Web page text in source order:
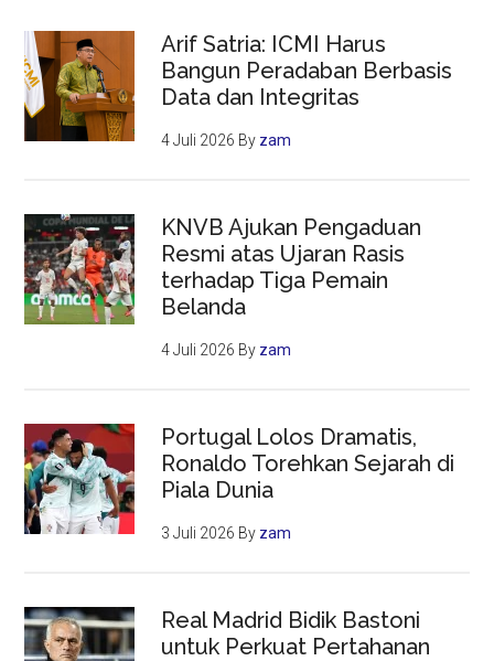
Arif Satria: ICMI Harus
Bangun Peradaban Berbasis
Data dan Integritas
4 Juli 2026 By zam
KNVB Ajukan Pengaduan
Resmi atas Ujaran Rasis
terhadap Tiga Pemain
Belanda
4 Juli 2026 By zam
Portugal Lolos Dramatis,
Ronaldo Torehkan Sejarah di
Piala Dunia
3 Juli 2026 By zam
Real Madrid Bidik Bastoni
untuk Perkuat Pertahanan